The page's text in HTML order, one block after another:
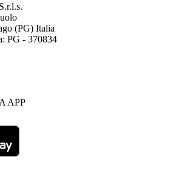
(PG) Italia
PG - 370834
APP